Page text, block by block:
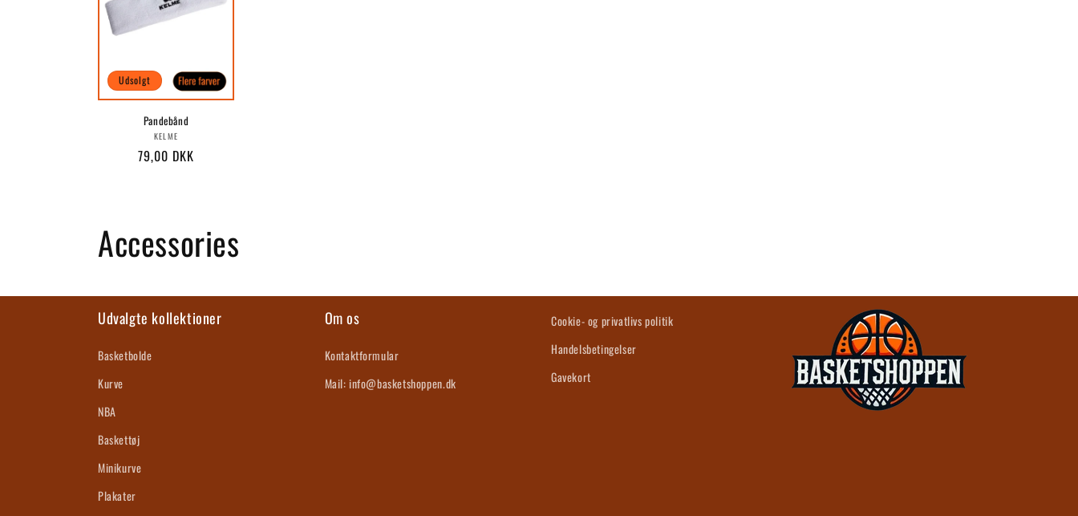
Udsolgt
Pandebånd
Forhandler:
KELME
Normalpris
79,00 DKK
K
o
l
l
e
k
t
Accessories
Udvalgte kollektioner
Basketbolde
Kurve
NBA
Baskettøj
Minikurve
Plakater
Om os
Kontaktformular
Mail: info@basketshoppen.dk
Cookie- og privatlivs politik
Handelsbetingelser
Gavekort